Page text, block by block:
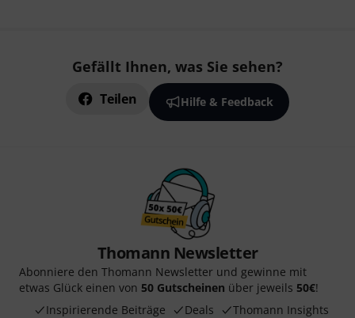
Gefällt Ihnen, was Sie sehen?
Teilen Hilfe & Feedback
Thomann Newsletter
Abonniere den Thomann Newsletter und gewinne mit
etwas Glück einen von 50 Gutscheinen über jeweils 50€!
Inspirierende Beiträge
Deals Thomann Insights